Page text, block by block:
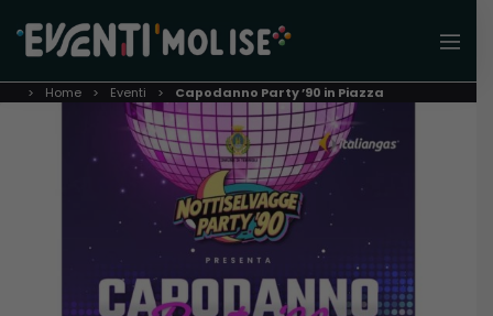
Home Eventi Capodanno Party ’90 in Piazza